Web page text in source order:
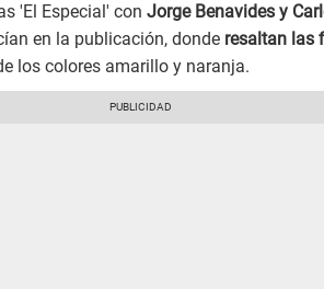
'El Especial' con Jorge Benavides y
en la publicación, donde resaltan las
los colores amarillo y naranja.